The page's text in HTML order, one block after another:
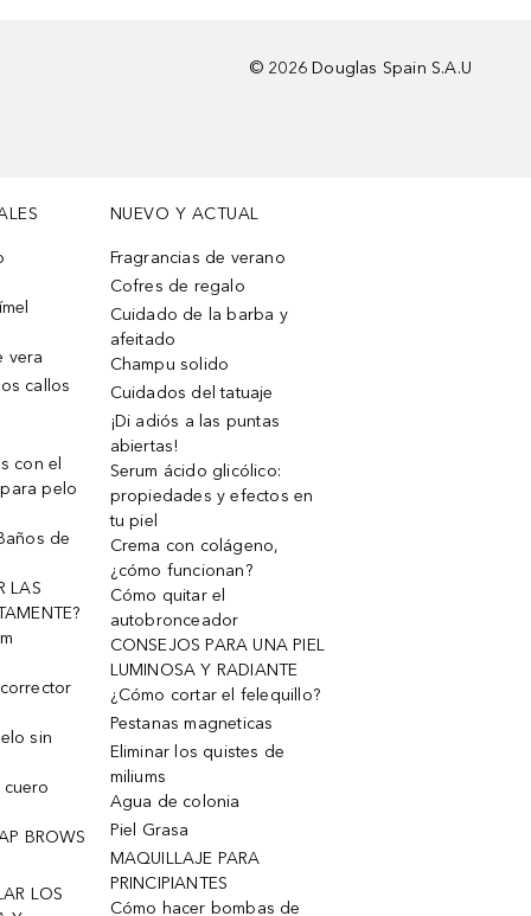
© 2026 Douglas Spain S.A.U
vera
callos
con el
pelo
de
LAS
sin
cuero
BROWS
LOS
NUEVO Y ACTUAL
Fragrancias de verano
Cofres de regalo
Cuidado de la barba y
afeitado
Champu solido
Cuidados del tatuaje
¡Di adiós a las puntas
abiertas!
Serum ácido glicólico:
propiedades y efectos en
tu piel
Crema con colágeno,
¿cómo funcionan?
Cómo quitar el
autobronceador
CONSEJOS PARA UNA PIEL
LUMINOSA Y RADIANTE
¿Cómo cortar el felequillo?
Pestanas magneticas
Eliminar los quistes de
miliums
Agua de colonia
Piel Grasa
MAQUILLAJE PARA
PRINCIPIANTES
Cómo hacer bombas de